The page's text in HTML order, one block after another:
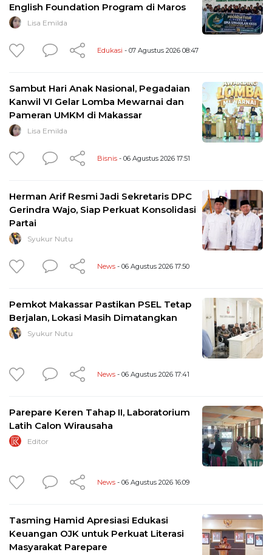
English Foundation Program di Maros
Lisa Emilda
Edukasi - 07 Agustus 2026 08:47
Sambut Hari Anak Nasional, Pegadaian
Kanwil VI Gelar Lomba Mewarnai dan
Pameran UMKM di Makassar
Lisa Emilda
Bisnis - 06 Agustus 2026 17:51
Herman Arif Resmi Jadi Sekretaris DPC
Gerindra Wajo, Siap Perkuat Konsolidasi
Partai
Syukur Nutu
News - 06 Agustus 2026 17:50
Pemkot Makassar Pastikan PSEL Tetap
Berjalan, Lokasi Masih Dimatangkan
Syukur Nutu
News - 06 Agustus 2026 17:41
Parepare Keren Tahap II, Laboratorium
Latih Calon Wirausaha
Editor
News - 06 Agustus 2026 16:09
Tasming Hamid Apresiasi Edukasi
Keuangan OJK untuk Perkuat Literasi
Masyarakat Parepare